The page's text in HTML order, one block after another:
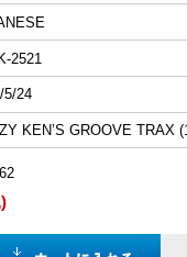
2521
5/24
KEN’S GROOVE TRAX